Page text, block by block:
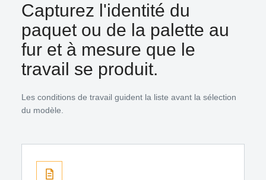
Capturez l'identité du
paquet ou de la palette au
fur et à mesure que le
travail se produit.
Les conditions de travail guident la liste avant la sélection
du modèle.